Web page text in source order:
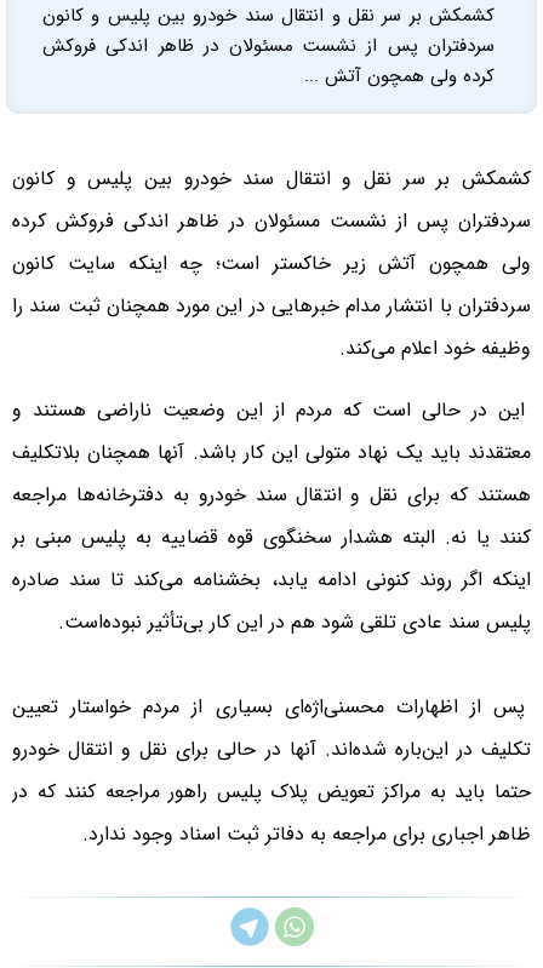
کشمکش بر سر نقل و انتقال سند خودرو بین پلیس و کانون
سردفتران پس از نشست مسئولان در ظاهر اندکی فروکش
کرده ولی همچون آتش ...
کشمکش بر سر نقل و انتقال سند خودرو بین پلیس و کانون
سردفتران پس از نشست مسئولان در ظاهر اندکی فروکش کرده
ولی همچون آتش زیر خاکستر است؛ چه اینکه سایت کانون
سردفتران با انتشار مدام خبرهایی در این مورد همچنان ثبت سند را
وظیفه خود اعلام می‌کند.
این در حالی است که مردم از این وضعیت ناراضی هستند و
معتقدند باید یک نهاد متولی این کار باشد. آنها همچنان بلاتکلیف
هستند که برای نقل و انتقال سند خودرو به دفترخانه‌ها مراجعه
کنند یا نه. البته هشدار سخنگوی قوه قضاییه به پلیس مبنی بر
اینکه اگر روند کنونی ادامه یابد، بخشنامه می‌کند تا سند صادره
پلیس سند عادی تلقی شود هم در این کار بی‌تأثیر نبوده‌است.
پس از اظهارات محسنی‌اژه‌ای بسیاری از مردم خواستار تعیین
تکلیف در این‌باره شده‌اند. آنها در حالی برای نقل و انتقال خودرو
حتما باید به مراکز تعویض پلاک پلیس راهور مراجعه ‌کنند که در
ظاهر اجباری برای مراجعه به دفاتر ثبت اسناد وجود ندارد.